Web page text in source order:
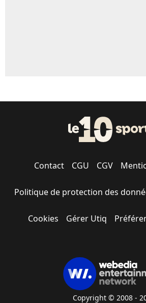
Contact CGU CGV
Politique de protection des
Cookies Gérer Utiq
Copyright © 2008 -